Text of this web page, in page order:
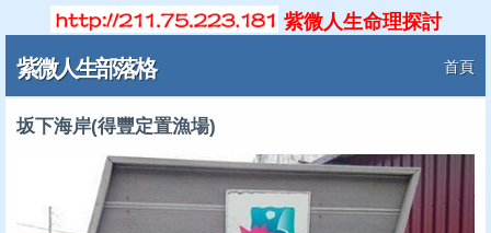
紫微人生命理探討
紫微人生部落格 首頁
坂下海岸(得豐定置漁場)